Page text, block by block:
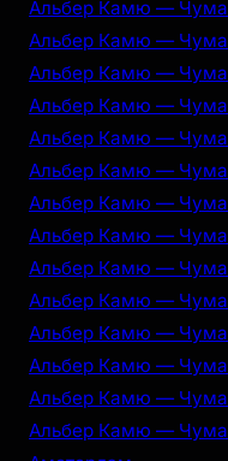
Альбер Камю — Чума
Альбер Камю — Чума
Альбер Камю — Чума
Альбер Камю — Чума
Альбер Камю — Чума
Альбер Камю — Чума
Альбер Камю — Чума
Альбер Камю — Чума
Альбер Камю — Чума
Альбер Камю — Чума
Альбер Камю — Чума
Альбер Камю — Чума
Альбер Камю — Чума
Альбер Камю — Чума